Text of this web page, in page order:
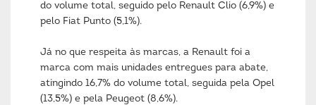
do volume total, seguido pelo Renault Clio (6,9%) e
pelo Fiat Punto (5,1%).
Já no que respeita às marcas, a Renault foi a
marca com mais unidades entregues para abate,
atingindo 16,7% do volume total, seguida pela Opel
(13,5%) e pela Peugeot (8,6%).